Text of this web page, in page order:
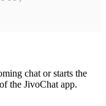
chat or starts the
the JivoChat app.